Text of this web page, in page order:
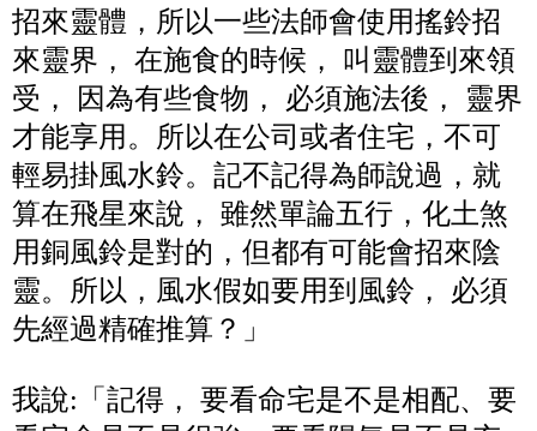
招來靈體，所以一些法師會使用搖鈴招
來靈界， 在施食的時候， 叫靈體到來領
受， 因為有些食物， 必須施法後， 靈界
才能享用。所以在公司或者住宅，不可
輕易掛風水鈴。記不記得為師說過，就
算在飛星來說， 雖然單論五行，化土煞
用銅風鈴是對的，但都有可能會招來陰
靈。所以，風水假如要用到風鈴， 必須
先經過精確推算？」
我說:「記得， 要看命宅是不是相配、要